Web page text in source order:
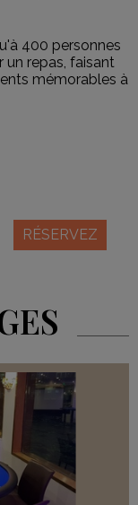
400 personnes
repas, faisant
mémorables à
RÉSERVEZ